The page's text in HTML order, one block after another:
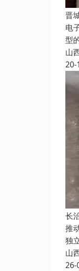
晋
电
型
山
20-
长
推
独
山
26-